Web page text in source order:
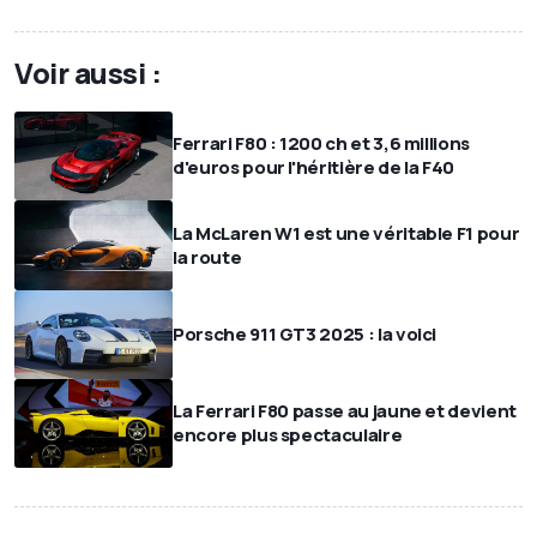
Voir aussi :
Ferrari F80 : 1200 ch et 3,6 millions
d'euros pour l'héritière de la F40
La McLaren W1 est une véritable F1 pour
la route
Porsche 911 GT3 2025 : la voici
La Ferrari F80 passe au jaune et devient
encore plus spectaculaire